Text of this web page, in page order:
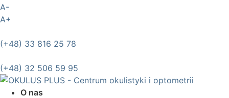
A-
A+
(+48) 33 816 25 78
(+48) 32 506 59 95
O nas